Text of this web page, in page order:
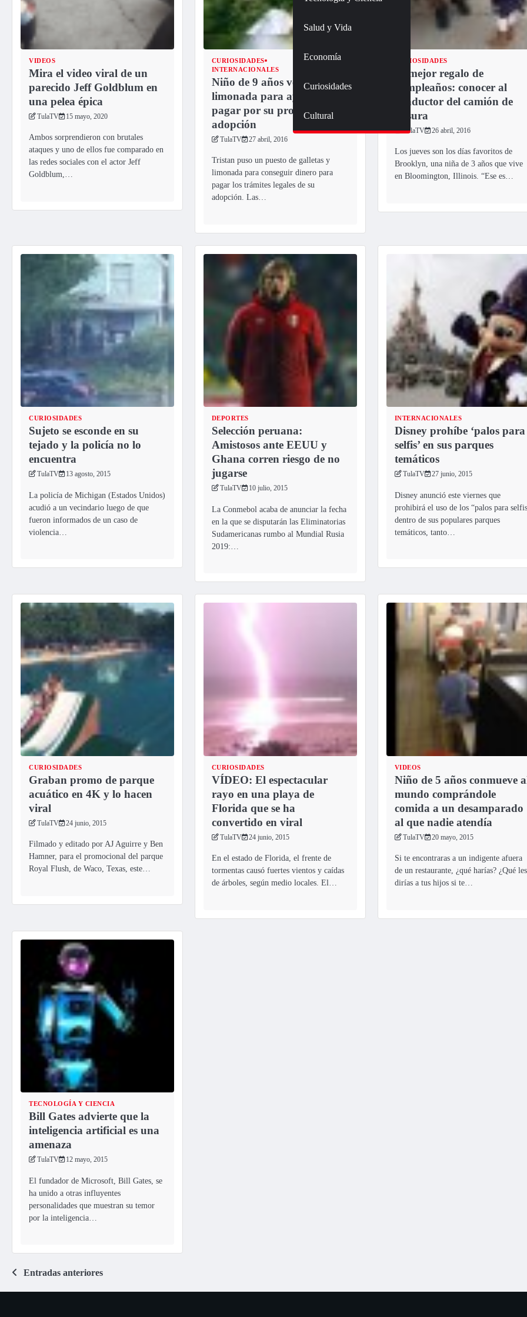
Salud y Vida
Economía
Curiosidades
Cultural
VIDEOS
Mira el video viral de un
parecido Jeff Goldblum en
una pelea épica
TulaTV 15 mayo, 2020
Ambos sorprendieron con brutales
ataques y uno de ellos fue comparado en
las redes sociales con el actor Jeff
Goldblum,…
CURIOSIDADES
INTERNACIONALES
Niño de 9 años vende
limonada para ayudar a
pagar por su propia
adopción
TulaTV 27 abril, 2016
Tristan puso un puesto de galletas y
limonada para conseguir dinero para
pagar los trámites legales de su
adopción. Las…
CURIOSIDADES
El mejor regalo de
cumpleaños: conocer al
conductor del camión de
basura
TulaTV 26 abril, 2016
Los jueves son los días favoritos de
Brooklyn, una niña de 3 años que vive
en Bloomington, Illinois. “Ese es…
CURIOSIDADES
Sujeto se esconde en su
tejado y la policía no lo
encuentra
TulaTV 13 agosto, 2015
La policía de Michigan (Estados Unidos)
acudió a un vecindario luego de que
fueron informados de un caso de
violencia…
DEPORTES
Selección peruana:
Amistosos ante EEUU y
Ghana corren riesgo de no
jugarse
TulaTV 10 julio, 2015
La Conmebol acaba de anunciar la fecha
en la que se disputarán las Eliminatorias
Sudamericanas rumbo al Mundial Rusia
2019:…
INTERNACIONALES
Disney prohíbe ‘palos para
selfis’ en sus parques
temáticos
TulaTV 27 junio, 2015
Disney anunció este viernes que
prohibirá el uso de los “palos para
dentro de sus populares parques
temáticos, tanto…
CURIOSIDADES
Graban promo de parque
acuático en 4K y lo hacen
viral
TulaTV 24 junio, 2015
Filmado y editado por AJ Aguirre y Ben
Hamner, para el promocional del parque
Royal Flush, de Waco, Texas, este…
CURIOSIDADES
VÍDEO: El espectacular
rayo en una playa de
Florida que se ha
convertido en viral
TulaTV 24 junio, 2015
En el estado de Florida, el frente de
tormentas causó fuertes vientos y caídas
de árboles, según medio locales. El…
VIDEOS
Niño de 5 años conmueve
mundo comprándole
comida a un desamparado
al que nadie atendía
TulaTV 20 mayo, 2015
Si te encontraras a un indigente afuera
de un restaurante, ¿qué harías? ¿Qué les
dirías a tus hijos si te…
TECNOLOGÍA Y CIENCIA
Bill Gates advierte que la
inteligencia artificial es una
amenaza
TulaTV 12 mayo, 2015
El fundador de Microsoft, Bill Gates, se
ha unido a otras influyentes
personalidades que muestran su temor
por la inteligencia…
Navegación
de
Entradas anteriores